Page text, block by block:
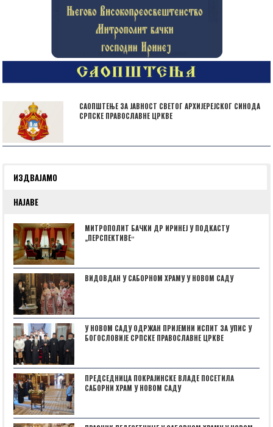
САОПШТЕЊЕ ЗА ЈАВНОСТ СВЕТОГ АРХИЈЕРЕЈСКОГ СИНОДА
СРПСКЕ ПРАВОСЛАВНЕ ЦРКВЕ
ИЗДВАЈАМО
НАЈАВЕ
МИТРОПОЛИТ БАЧКИ ДР ИРИНЕЈ У ПОДКАСТУ
„ПЕРСПЕКТИВЕˮ
ВИДОВДАН У САБОРНОМ ХРАМУ У НОВОМ САДУ
У НОВОМ САДУ ОДРЖАН ПРИЈЕМНИ ИСПИТ ЗА УПИС У
БОГОСЛОВИЈЕ СРПСКЕ ПРАВОСЛАВНЕ ЦРКВЕ
ПРЕДСЕДНИЦА ПОКРАЈИНСКЕ ВЛАДЕ ПОСЕТИЛА
САБОРНИ ХРАМ У НОВОМ САДУ